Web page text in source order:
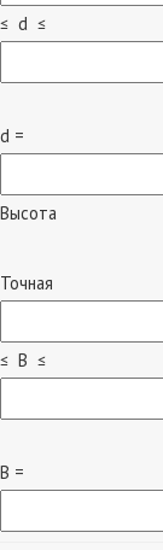
≤ d ≤
d =
Высота
Точная
≤ B ≤
B =